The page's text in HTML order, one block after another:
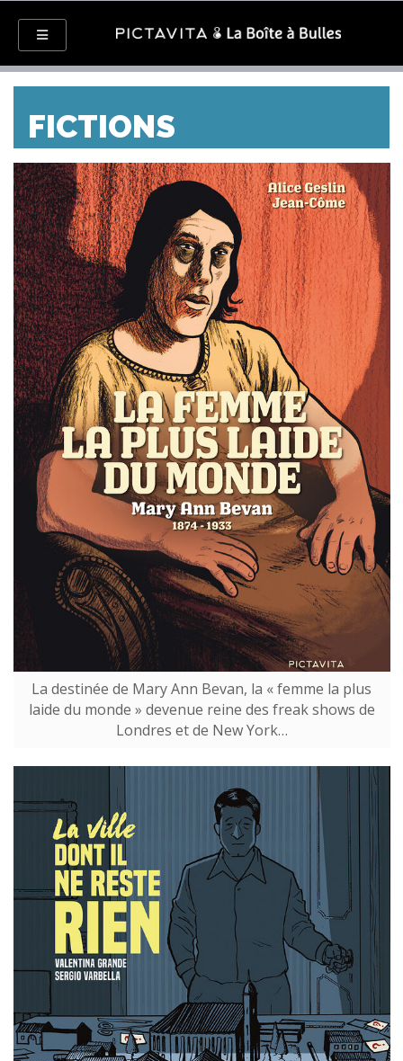
FICTIONS
La destinée de Mary Ann Bevan, la « femme la plus
laide du monde » devenue reine des freak shows de
Londres et de New York…